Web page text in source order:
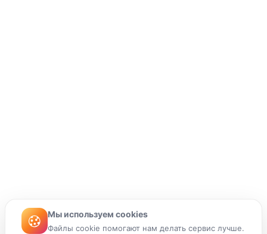
Мы используем cookies
Файлы cookie помогают нам делать сервис лучше.